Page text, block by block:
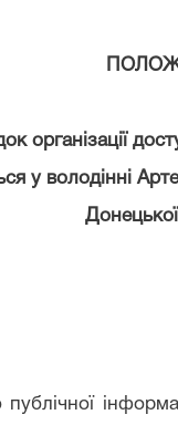
організації
у володінні
Донецької